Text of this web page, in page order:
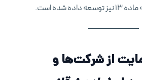
شده است.
از شرکت‌ها و